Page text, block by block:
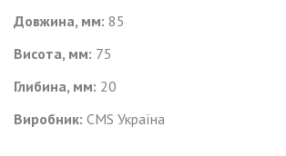
Довжина, мм: 85
Висота, мм: 75
Глибина, мм: 20
Виробник: CMS Україна